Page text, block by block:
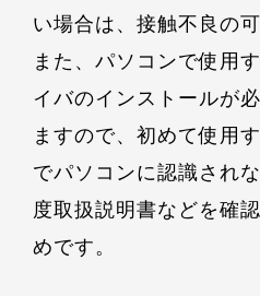
い場合は、接触不良の
また、パソコンで使用
イバのインストールが
ますので、初めて使用
でパソコンに認識され
度取扱説明書などを確
めです。